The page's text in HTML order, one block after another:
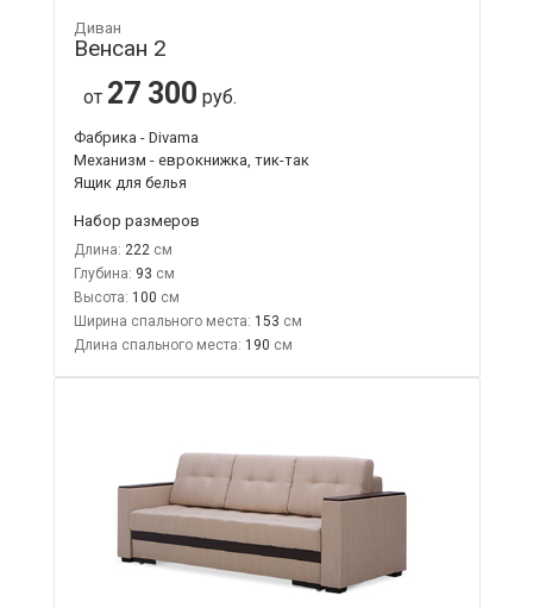
Диван
Венсан 2
от 27 300 руб.
Фабрика - Divama
Механизм - еврокнижка, тик-так
Ящик для белья
Набор размеров
Длина: 222
Глубина: 93
Высота: 100
Ширина спального места: 153
Длина спального места: 190